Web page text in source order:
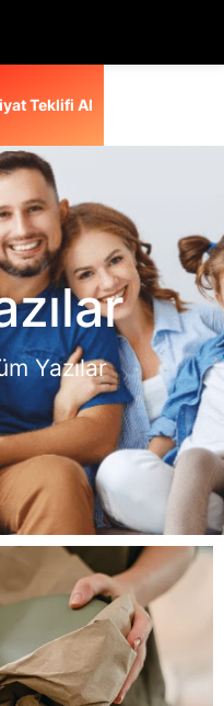
Teklifi Al
Yazılar